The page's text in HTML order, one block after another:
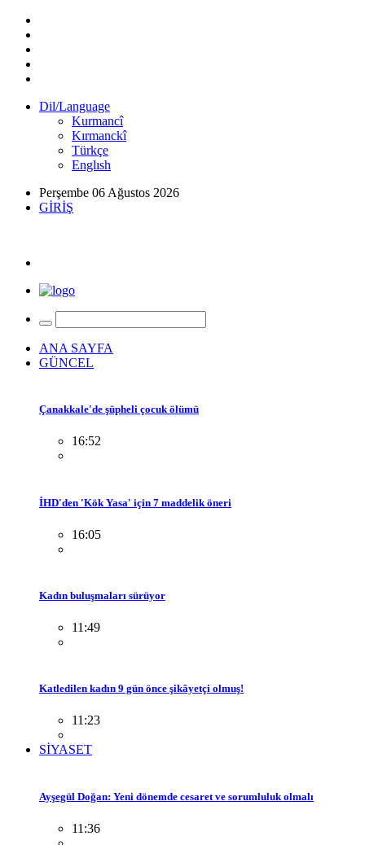
Dil/Language
Kurmancî
Kırmanckî
Türkçe
Englısh
Perşembe 06 Ağustos 2026
GİRİŞ
ANA SAYFA
GÜNCEL
Çanakkale'de şüpheli çocuk ölümü
16:52
İHD'den 'Kök Yasa' için 7 maddelik öneri
16:05
Kadın buluşmaları sürüyor
11:49
Katledilen kadın 9 gün önce şikâyetçi olmuş!
11:23
SİYASET
Ayşegül Doğan: Yeni dönemde cesaret ve sorumluluk olmalı
11:36